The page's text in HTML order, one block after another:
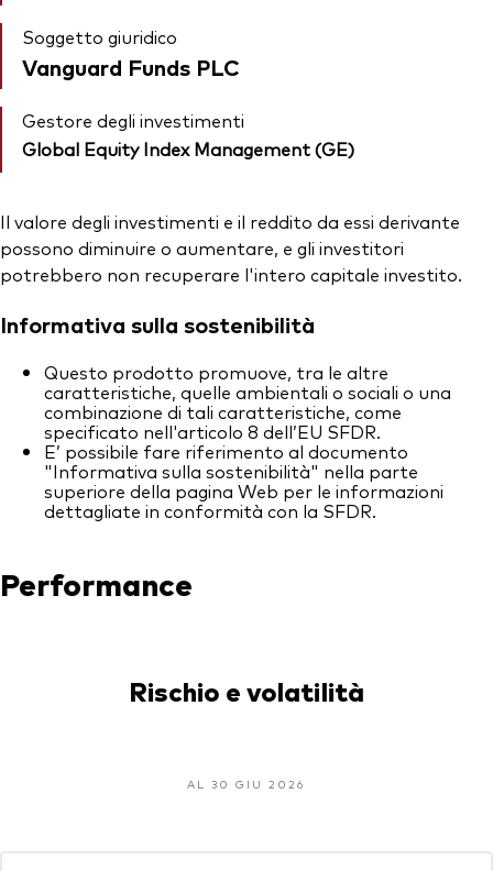
Soggetto giuridico
Vanguard Funds PLC
Gestore degli investimenti
Global Equity Index Management (GE)
Il valore degli investimenti e il reddito da essi derivante
possono diminuire o aumentare, e gli investitori
potrebbero non recuperare l'intero capitale investito.
Informativa sulla sostenibilità
Questo prodotto promuove, tra le altre
caratteristiche, quelle ambientali o sociali o una
combinazione di tali caratteristiche, come
specificato nell'articolo 8 dell’EU SFDR.
E’ possibile fare riferimento al documento
"Informativa sulla sostenibilità" nella parte
superiore della pagina Web per le informazioni
dettagliate in conformità con la SFDR.
Performance
Rischio e volatilità
AL 30 GIU 2026